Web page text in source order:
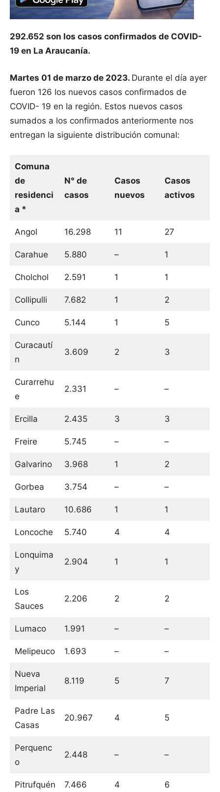
292.652 son los casos confirmados de COVID-
19 en La Araucanía.
Martes 01 de marzo de 2023. Durante el día ayer
fueron 126 los nuevos casos confirmados de
COVID- 19 en la región. Estos nuevos casos
sumados a los confirmados anteriormente nos
entregan la siguiente distribución comunal:
Comuna
de
residenci
a *
N° de
casos
Casos
nuevos
Casos
activos
Angol 16.298 11 27
Carahue 5.880 – 1
Cholchol 2.591 1 1
Collipulli 7.682 1 2
Cunco 5.144 1 5
Curacautí
n
3.609 2 3
Curarrehu
e
2.331 – –
Ercilla 2.435 3 3
Freire 5.745 – –
Galvarino 3.968 1 2
Gorbea 3.754 – –
Lautaro 10.686 1 1
Loncoche 5.740 4 4
Lonquima
y
2.904 1 1
Los
Sauces
2.206 2 2
Lumaco 1.991 – –
Melipeuco 1.693 – –
Nueva
Imperial
8.119 5 7
Padre Las
Casas
20.967 4 5
Perquenc
o
2.448 – –
Pitrufquén 7.466 4 6